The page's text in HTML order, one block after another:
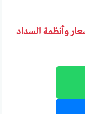
وأنظمة السداد